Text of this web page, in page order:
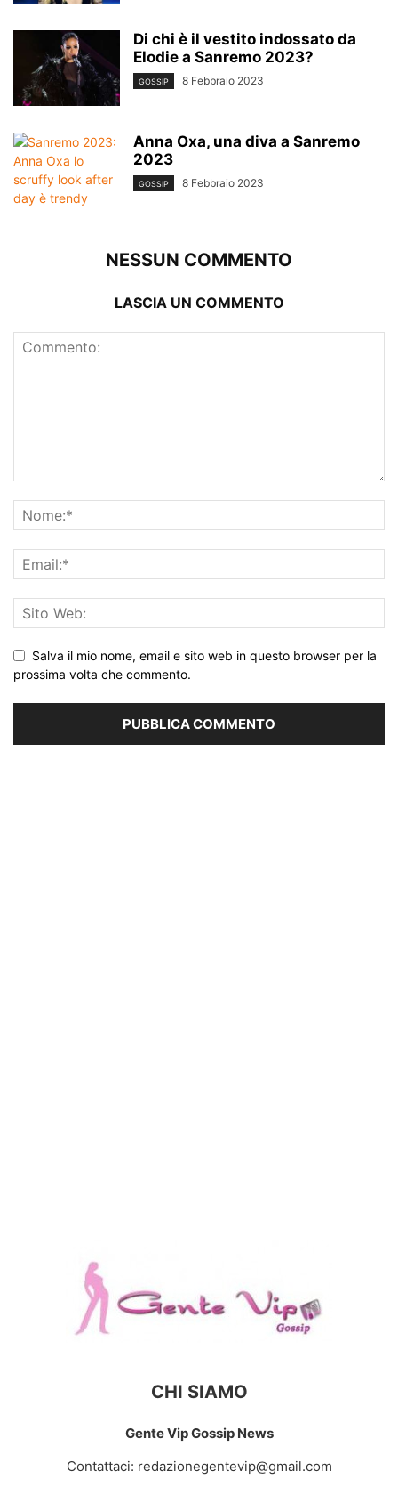
Di chi è il vestito indossato da
Elodie a Sanremo 2023?
GOSSIP 8 Febbraio 2023
Anna Oxa, una diva a Sanremo
2023
GOSSIP 8 Febbraio 2023
NESSUN COMMENTO
LASCIA UN COMMENTO
Salva il mio nome, email e sito web in questo browser per la
prossima volta che commento.
CHI SIAMO
Gente Vip Gossip News
Contattaci: redazionegentevip@gmail.com